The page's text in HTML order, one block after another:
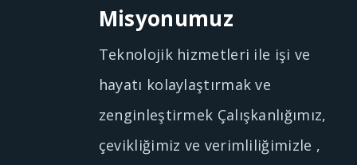
Misyonumuz
Teknolojik hizmetleri ile işi ve
hayatı kolaylaştırmak ve
zenginleştirmek Çalışkanlığımız,
çevikliğimiz ve verimliliğimizle ,